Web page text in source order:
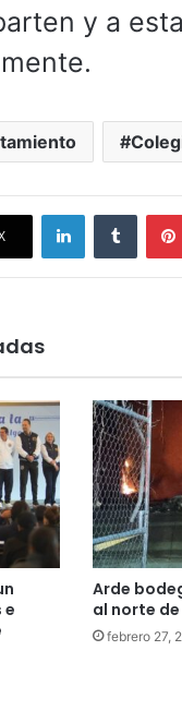
y a
LinkedInTumblr
e
Arde
al norte
febrero 27,